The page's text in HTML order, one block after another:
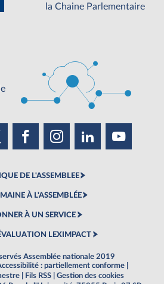
la Chaine Parlementaire
DE L'ASSEMBLEE
À L'ASSEMBLÉE
À UN SERVICE
LEXIMPACT
Assemblée nationale 2019
: partiellement conforme
Fils RSS
Gestion des cookies